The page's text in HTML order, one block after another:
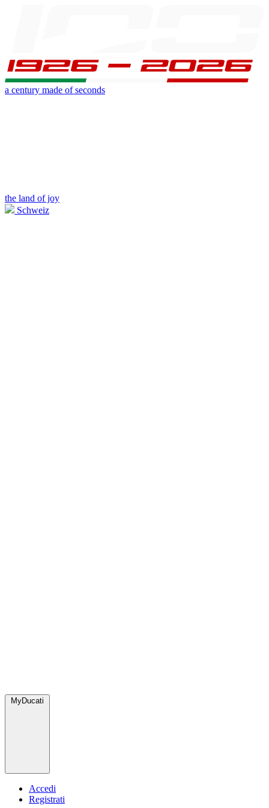
a century made of seconds
the land of joy
Schweiz
MyDucati
Accedi
Registrati